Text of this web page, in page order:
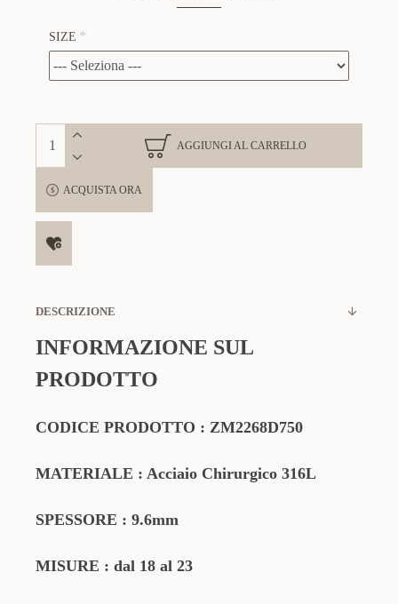
SIZE
AGGIUNGI AL CARRELLO
ACQUISTA ORA
DESCRIZIONE
INFORMAZIONE SUL
PRODOTTO
CODICE PRODOTTO : ZM2268D750
MATERIALE : Acciaio Chirurgico 316L
SPESSORE : 9.6mm
MISURE : dal 18 al 23